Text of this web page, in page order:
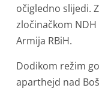
očigledno slijedi.
zločinačkom
Armija RBiH.
Dodikom režim
aparthejd nad